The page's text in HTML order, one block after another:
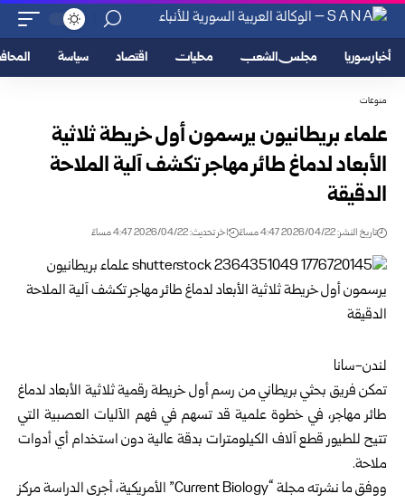
أخبار سوريا مجلس الشعب محليات اقتصاد سياسة
منوعات
علماء بريطانيون يرسمون أول خريطة ثلاثية
الأبعاد لدماغ طائر مهاجر تكشف آلية الملاحة
الدقيقة
تاريخ النشر: 2026/04/22 4:47 مساءً اخر تحديث: 2026/04/22 4:47 مساءً
لندن-سانا
تمكن فريق بحثي بريطاني من رسم أول خريطة رقمية ثلاثية الأبعاد لدماغ
طائر مهاجر، في خطوة علمية قد تسهم في فهم الآليات العصبية التي
تتيح للطيور قطع آلاف الكيلومترات بدقة عالية دون استخدام أي أدوات
ملاحة.
ووفق ما نشرته مجلة “Current Biology” الأمريكية، أجرى الدراسة مركز